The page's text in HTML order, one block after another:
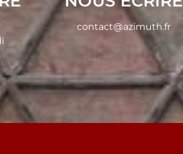
contact@azimuth.fr